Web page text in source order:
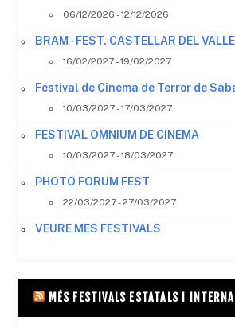
06/12/2026 - 12/12/2026
BRAM - FEST. CASTELLAR DEL
16/02/2027 - 19/02/2027
Festival de Cinema de Terror de
10/03/2027 - 17/03/2027
FESTIVAL OMNIUM DE CINEMA
10/03/2027 - 18/03/2027
PHOTO FORUM FEST
22/03/2027 - 27/03/2027
VEURE MES FESTIVALS
MÉS FESTIVALS ESTATALS I